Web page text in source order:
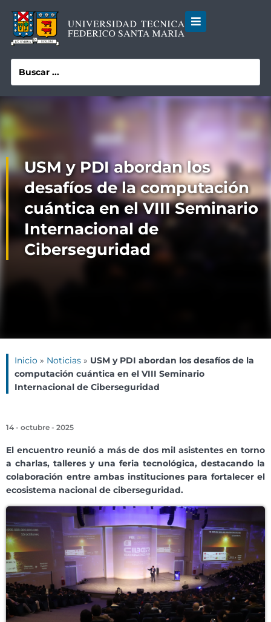
USM y PDI abordan los
desafíos de la computación
cuántica en el VIII Seminario
Internacional de
Ciberseguridad
Inicio » Noticias » USM y PDI abordan los desafíos de la
computación cuántica en el VIII Seminario
Internacional de Ciberseguridad
14 - octubre - 2025
El encuentro reunió a más de dos mil asistentes en torno
a charlas, talleres y una feria tecnológica, destacando la
colaboración entre ambas instituciones para fortalecer el
ecosistema nacional de ciberseguridad.